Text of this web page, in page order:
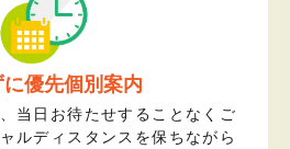
優先個別案内
当日お待たせすることなくご
ルディスタンスを保ちながら